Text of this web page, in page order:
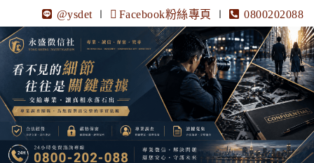
@ysdet ∣ Facebook粉絲專頁 ∣ 0800202088